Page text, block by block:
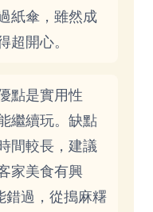
紙傘，雖然成
超開心。
點是實用性
繼續玩。缺點
間較長，建議
家美食有興
錯過，從搗麻糬